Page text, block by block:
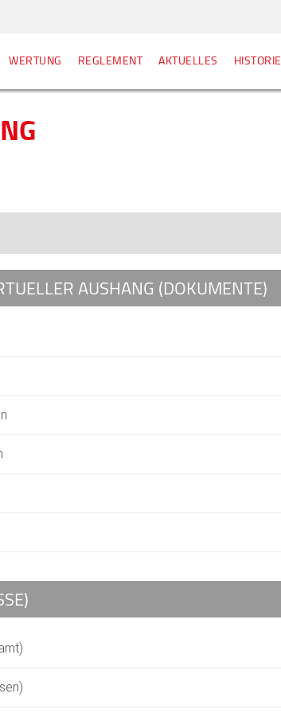
WERTUNG REGLEMENT AKTUELLES HISTORIE
AUSHANG (DOKUMENTE)